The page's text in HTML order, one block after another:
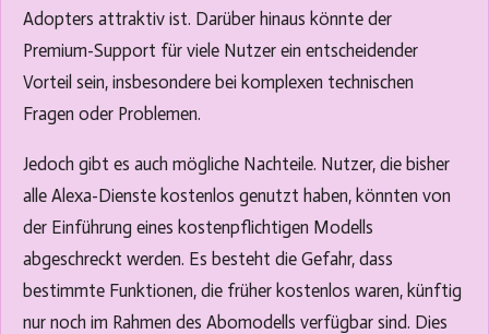
Adopters attraktiv ist. Darüber hinaus könnte der
Premium-Support für viele Nutzer ein entscheidender
Vorteil sein, insbesondere bei komplexen technischen
Fragen oder Problemen.
Jedoch gibt es auch mögliche Nachteile. Nutzer, die bisher
alle Alexa-Dienste kostenlos genutzt haben, könnten von
der Einführung eines kostenpflichtigen Modells
abgeschreckt werden. Es besteht die Gefahr, dass
bestimmte Funktionen, die früher kostenlos waren, künftig
nur noch im Rahmen des Abomodells verfügbar sind. Dies